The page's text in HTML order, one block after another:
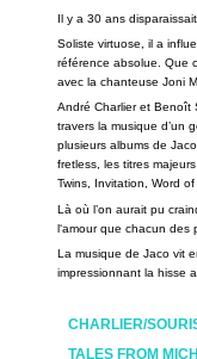
Il y a 30 ans
Soliste virtuose, il a
référence absolue. Que
avec la chanteuse Joni
André Charlier et Benoît
travers la musique d’un
plusieurs albums de
fretless, les titres
Twins, Invitation, Word
Là où l’on aurait pu
l‘amour que chacun
La musique de Jaco vit
impressionnant la hisse
CHARLIER/
TALES FROM